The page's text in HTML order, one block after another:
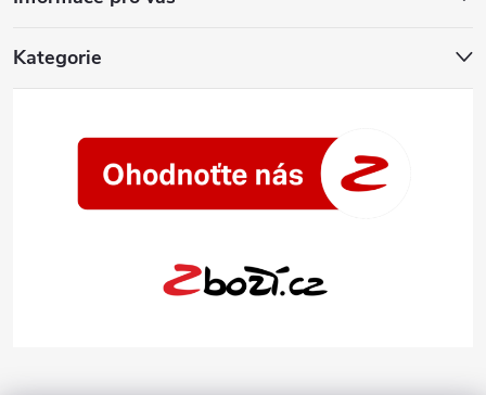
Kategorie